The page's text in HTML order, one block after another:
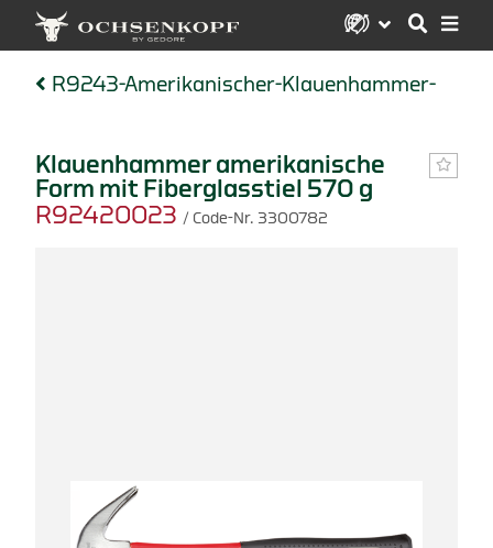
R9243-Amerikanischer-Klauenhammer-
Klauenhammer amerikanische
Form mit Fiberglasstiel 570 g
R92420023 / Code-Nr. 3300782